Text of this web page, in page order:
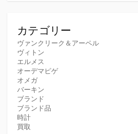
カテゴリー
ヴァンクリーク＆アーペル
ヴィトン
エルメス
オーデマピゲ
オメガ
バーキン
ブランド
ブランド品
時計
買取